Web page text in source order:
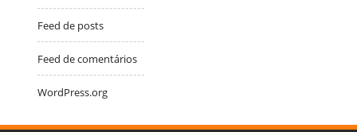
Feed de posts
Feed de comentários
WordPress.org